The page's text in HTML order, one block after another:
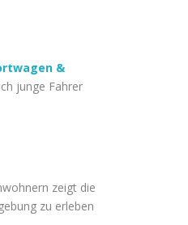
&
junge Fahrer
zeigt die
zu erleben